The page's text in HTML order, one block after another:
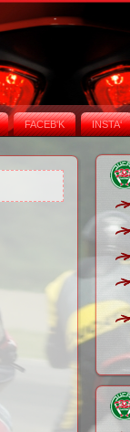
FACEB'K INSTA‘